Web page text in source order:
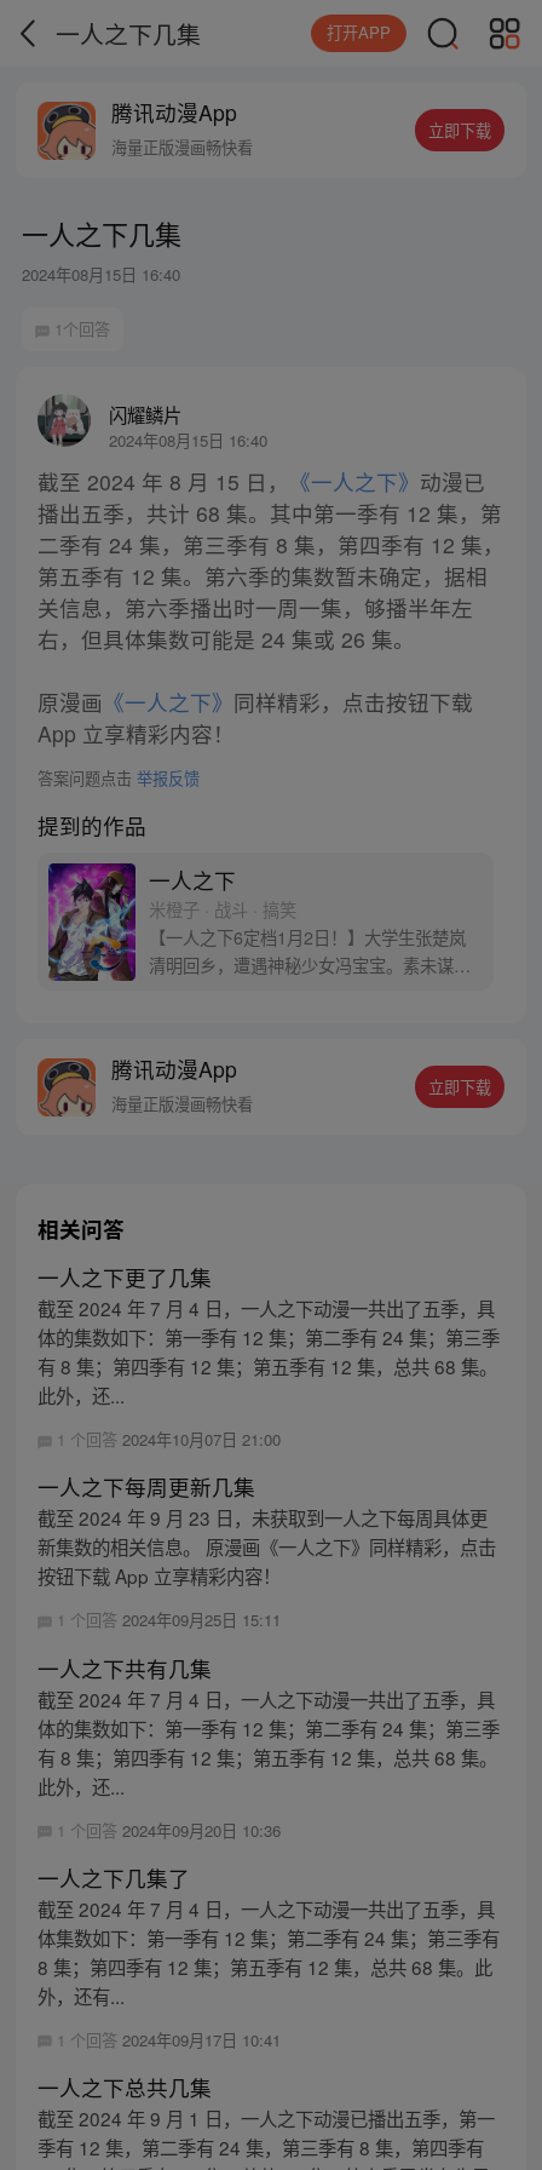
一人之下几集 打开APP
腾讯动漫App
海量正版漫画畅快看
立即下载
一人之下几集
2024年08月15日 16:40
1个回答
闪耀鳞片
2024年08月15日 16:40
截至 2024 年 8 月 15 日， 《一人之下》 动漫已
播出五季，共计 68 集。其中第一季有 12 集，第
二季有 24 集，第三季有 8 集，第四季有 12 集，
第五季有 12 集。第六季的集数暂未确定，据相
关信息，第六季播出时一周一集，够播半年左
右，但具体集数可能是 24 集或 26 集。
原漫画 《一人之下》 同样精彩，点击按钮下载
App 立享精彩内容！
答案问题点击 举报反馈
提到的作品
一人之下
米橙子 · 战斗 · 搞笑
【一人之下6定档1月2日！】大学生张楚岚
清明回乡，遭遇神秘少女冯宝宝。素未谋面
密，张楚岚的生活被彻底颠覆，与冯宝宝一
同踏上“异人”之旅。
腾讯动漫App
海量正版漫画畅快看
立即下载
相关问答
一人之下更了几集
截至 2024 年 7 月 4 日，一人之下动漫一共出了五季，具
体的集数如下：第一季有 12 集；第二季有 24 集；第三季
有 8 集；第四季有 12 集；第五季有 12 集，总共 68 集。
此外，还...
1 个回答 2024年10月07日 21:00
一人之下每周更新几集
截至 2024 年 9 月 23 日，未获取到一人之下每周具体更
新集数的相关信息。 原漫画《一人之下》同样精彩，点击
按钮下载 App 立享精彩内容！
1 个回答 2024年09月25日 15:11
一人之下共有几集
截至 2024 年 7 月 4 日，一人之下动漫一共出了五季，具
体的集数如下：第一季有 12 集；第二季有 24 集；第三季
有 8 集；第四季有 12 集；第五季有 12 集，总共 68 集。
此外，还...
1 个回答 2024年09月20日 10:36
一人之下几集了
截至 2024 年 7 月 4 日，一人之下动漫一共出了五季，具
体集数如下：第一季有 12 集；第二季有 24 集；第三季有
8 集；第四季有 12 集；第五季有 12 集，总共 68 集。此
外，还有...
1 个回答 2024年09月17日 10:41
一人之下总共几集
截至 2024 年 9 月 1 日，一人之下动漫已播出五季，第一
季有 12 集，第二季有 24 集，第三季有 8 集，第四季有